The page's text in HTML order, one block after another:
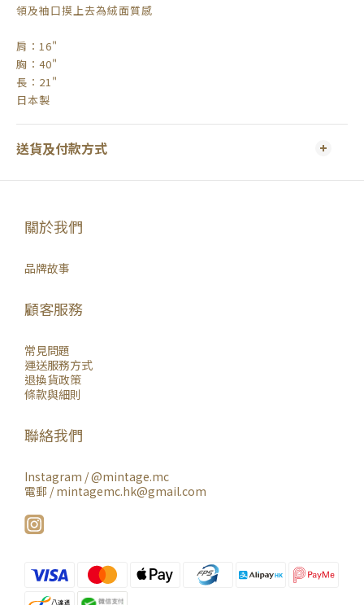
領及袖口摸上去為絨面質感
肩：16"
胸：40"
長：21"
日本製
送貨及付款方式
關於我們
品牌故事
顧客服務
常見問題
運送服務方式
退換貨政策
條款與細則
聯絡我們
Instagram /@mintage.mc
電郵 / mintagemc.hk@gmail.com